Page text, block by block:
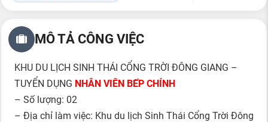
MÔ TẢ CÔNG VIỆC
KHU DU LỊCH SINH THÁI CỔNG TRỜI ĐÔNG GIANG –
TUYỂN DỤNG NHÂN VIÊN BẾP CHÍNH
– Số lượng: 02
– Địa chỉ làm việc: Khu du lịch Sinh Thái Cổng Trời Đông